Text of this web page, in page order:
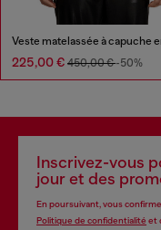
225,00 € 450,00 €-50%
Inscrivez-vous
jour et des
En poursuivant, vous
Politique de confidentialité et